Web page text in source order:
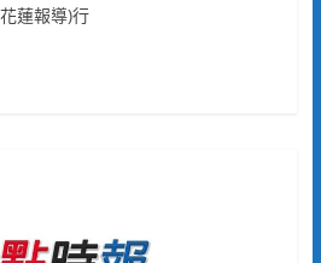
蓮報導)行